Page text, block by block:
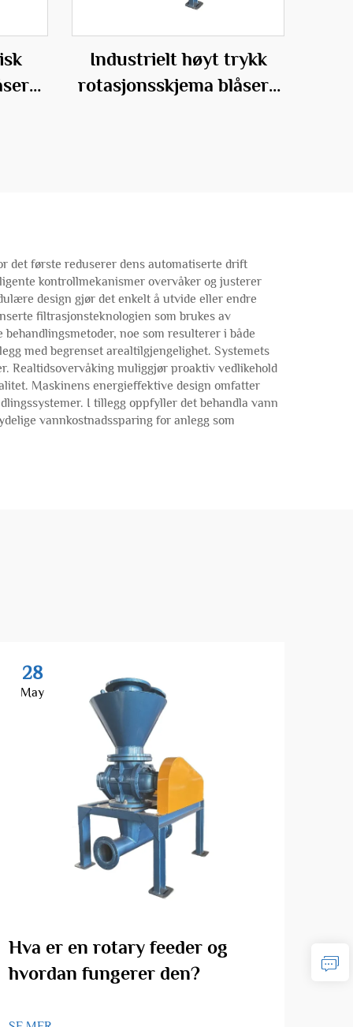
Industrielt høyt trykk
rotasjonsskjema blåsere
det første reduserer dens automatiserte drift
kontrollmekanismer overvåker og justerer
design gjør det enkelt å utvide eller endre
filtrasjonsteknologien som brukes av
noe som resulterer i både
med begrenset arealtilgjengelighet. Systemets
Realtidsovervåking muliggjør proaktiv vedlikehold
Maskinens energieffektive design omfatter
I tillegg oppfyller det behandla vann
vannkostnadssparing for anlegg som
28
May
Hva er en rotary feeder og
hvordan fungerer den?